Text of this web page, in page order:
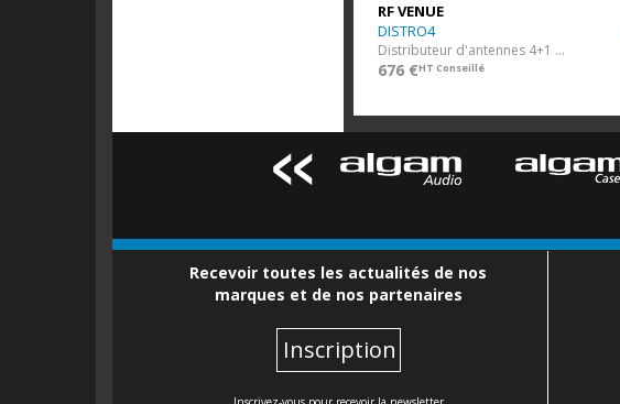
RF VENUE
DISTRO4
Distributeur d'antennes 4+1 sorties
676 €HT Conseillé
Recevoir toutes les actualités de nos
marques et de nos partenaires
Inscription